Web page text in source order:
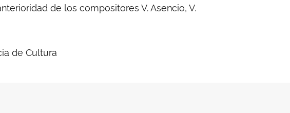
de los compositores V. Asencio, V.
de Cultura